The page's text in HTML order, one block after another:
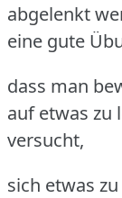
abgelenkt
eine gute
dass man
auf etwas zu
versucht,
sich etwas